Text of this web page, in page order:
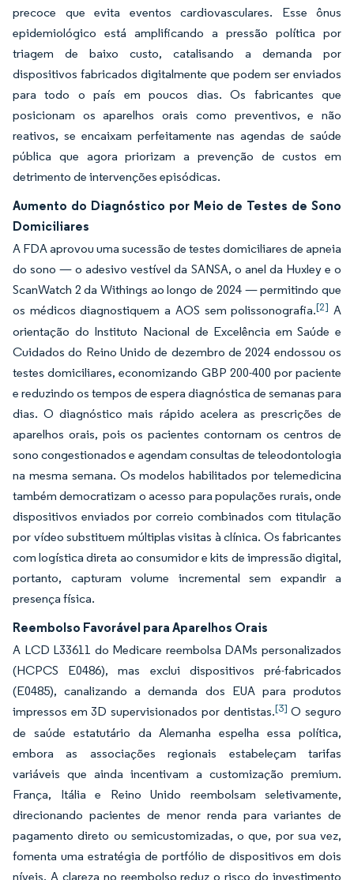
precoce que evita eventos cardiovasculares. Esse ônus
epidemiológico está amplificando a pressão política por
triagem de baixo custo, catalisando a demanda por
dispositivos fabricados digitalmente que podem ser enviados
para todo o país em poucos dias. Os fabricantes que
posicionam os aparelhos orais como preventivos, e não
reativos, se encaixam perfeitamente nas agendas de saúde
pública que agora priorizam a prevenção de custos em
detrimento de intervenções episódicas.
Aumento do Diagnóstico por Meio de Testes de Sono
Domiciliares
A FDA aprovou uma sucessão de testes domiciliares de apneia
do sono — o adesivo vestível da SANSA, o anel da Huxley e o
ScanWatch 2 da Withings ao longo de 2024 — permitindo que
os médicos diagnostiquem a AOS sem polissonografia.[2] A
orientação do Instituto Nacional de Excelência em Saúde e
Cuidados do Reino Unido de dezembro de 2024 endossou os
testes domiciliares, economizando GBP 200-400 por paciente
e reduzindo os tempos de espera diagnóstica de semanas para
dias. O diagnóstico mais rápido acelera as prescrições de
aparelhos orais, pois os pacientes contornam os centros de
sono congestionados e agendam consultas de teleodontologia
na mesma semana. Os modelos habilitados por telemedicina
também democratizam o acesso para populações rurais, onde
dispositivos enviados por correio combinados com titulação
por vídeo substituem múltiplas visitas à clínica. Os fabricantes
com logística direta ao consumidor e kits de impressão digital,
portanto, capturam volume incremental sem expandir a
presença física.
Reembolso Favorável para Aparelhos Orais
A LCD L33611 do Medicare reembolsa DAMs personalizados
(HCPCS E0486), mas exclui dispositivos pré-fabricados
(E0485), canalizando a demanda dos EUA para produtos
impressos em 3D supervisionados por dentistas.[3] O seguro
de saúde estatutário da Alemanha espelha essa política,
embora as associações regionais estabeleçam tarifas
variáveis que ainda incentivam a customização premium.
França, Itália e Reino Unido reembolsam seletivamente,
direcionando pacientes de menor renda para variantes de
pagamento direto ou semicustomizadas, o que, por sua vez,
fomenta uma estratégia de portfólio de dispositivos em dois
níveis. A clareza no reembolso reduz o risco do investimento